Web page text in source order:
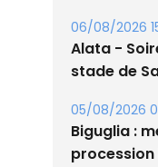
06/08/2026
Alata -
stade de
05/08/2026
Biguglia :
procession